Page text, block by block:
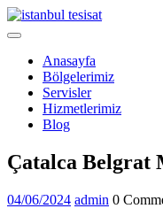
Skip
to
Open
Anasayfa
Bölgelerimiz
Servisler
Hizmetlerimiz
Blog
Close
Menu
Çatalca Belgrat
04/06/202404/06/2024
admin admin
0